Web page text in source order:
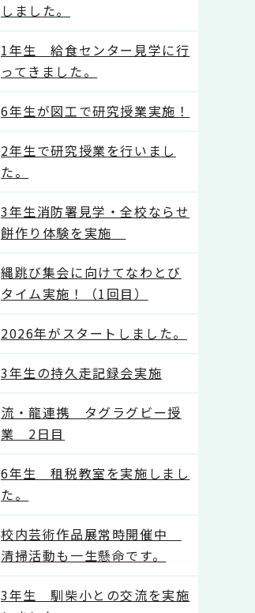
しました。
1年生 給食センター見学に行
ってきました。
6年生が図工で研究授業実施！
2年生で研究授業を行いまし
た。
3年生消防署見学・全校ならせ
餅作り体験を実施
縄跳び集会に向けてなわとび
タイム実施！（1回目）
2026年がスタートしました。
3年生の持久走記録会実施
流・龍連携 タグラグビー授
業 2日目
6年生 租税教室を実施しまし
た。
校内芸術作品展常時開催中
清掃活動も一生懸命です。
3年生 馴柴小との交流を実施